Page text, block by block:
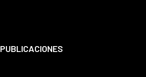
PUBLICACIONES